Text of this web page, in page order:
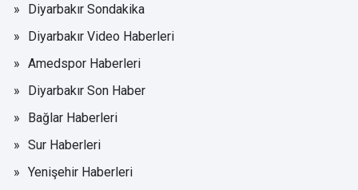
Diyarbakır Sondakika
Diyarbakır Video Haberleri
Amedspor Haberleri
Diyarbakır Son Haber
Bağlar Haberleri
Sur Haberleri
Yenişehir Haberleri